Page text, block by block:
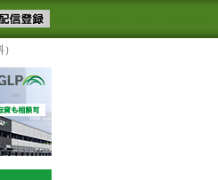
ュースメール配信を登録す
マ